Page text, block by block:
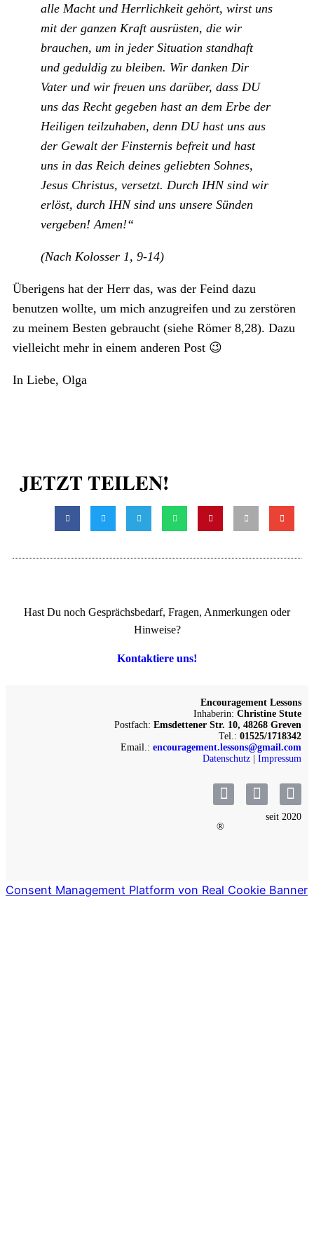
alle Macht und Herrlichkeit gehört, wirst uns
mit der ganzen Kraft ausrüsten, die wir
brauchen, um in jeder Situation standhaft
und geduldig zu bleiben. Wir danken Dir
Vater und wir freuen uns darüber, dass DU
uns das Recht gegeben hast an dem Erbe der
Heiligen teilzuhaben, denn DU hast uns aus
der Gewalt der Finsternis befreit und hast
uns in das Reich deines geliebten Sohnes,
Jesus Christus, versetzt. Durch IHN sind wir
erlöst, durch IHN sind uns unsere Sünden
vergeben! Amen!“
(Nach Kolosser 1, 9-14)
Überigens hat der Herr das, was der Feind dazu
benutzen wollte, um mich anzugreifen und zu zerstören
zu meinem Besten gebraucht (siehe Römer 8,28). Dazu
vielleicht mehr in einem anderen Post 😉
In Liebe, Olga
JETZT TEILEN!
Hast Du noch Gesprächsbedarf, Fragen, Anmerkungen oder
Hinweise?
Kontaktiere uns!
Encouragement Lessons
Inhaberin: Christine Stute
Postfach: Emsdettener Str. 10, 48268 Greven
Tel.: 01525/1718342
Email.: encouragement.lessons@gmail.com
Datenschutz
Impressum
seit 2020
®
Consent Management Platform von Real Cookie Banner